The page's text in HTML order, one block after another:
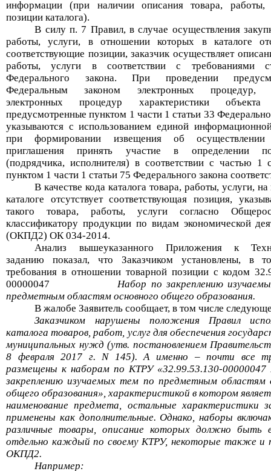
информации (при наличии описания товара, работы,
позиции каталога).
В силу п. 7 Правил,в случае осуществления
работы, услуги, в отношении которых в каталоге
соответствующие позиции, заказчик осуществляет
работы, услуги в соответствии с требованиями
Федерального закона. При проведении
Федеральным законом электронных процедур,
электронных процедур характеристики объекта
предусмотренные пунктом 1 части 1 статьи 33
указываются с использованием единой
при формировании извещения об осуществлении
приглашения принять участие в определении
(подрядчика, исполнителя) в соответствии с частью 1
пунктом 1 части 1 статьи 75 Федерального закона
В качестве кода каталога товара, работы, услуги,
каталоге отсутствует соответствующая позиция,
такого товара, работы, услуги согласно
классификатору продукции по видам экономической
(ОКПД2) ОК 034-2014.
Анализ вышеуказанного Приложения к
заданию показал, что Заказчиком установлены, в
требования в отношении товарной позиции с кодом
00000047
Набор по закреплению
предметным областям основного общего образования.
В жалобе Заявитель сообщает, в том числе
Заказчиком нарушены положения Правил
каталога товаров, работ, услуг для обеспечения
муниципальных нужд (утв. постановлением
8 февраля 2017 г. N 145). А именно – почти все
размещены к наборам по КТРУ «32.99.53.130-
закреплению изучаемых тем по предметным областям
общегообразования», характеристикой в котором
наименование предмета, остальные характеристики
применены как дополнительные. Однако, наборы
различные товары, описание которых должно быть
отдельно каждыйпо своемуКТРУ, некоторые также и
ОКПД2.
Например: